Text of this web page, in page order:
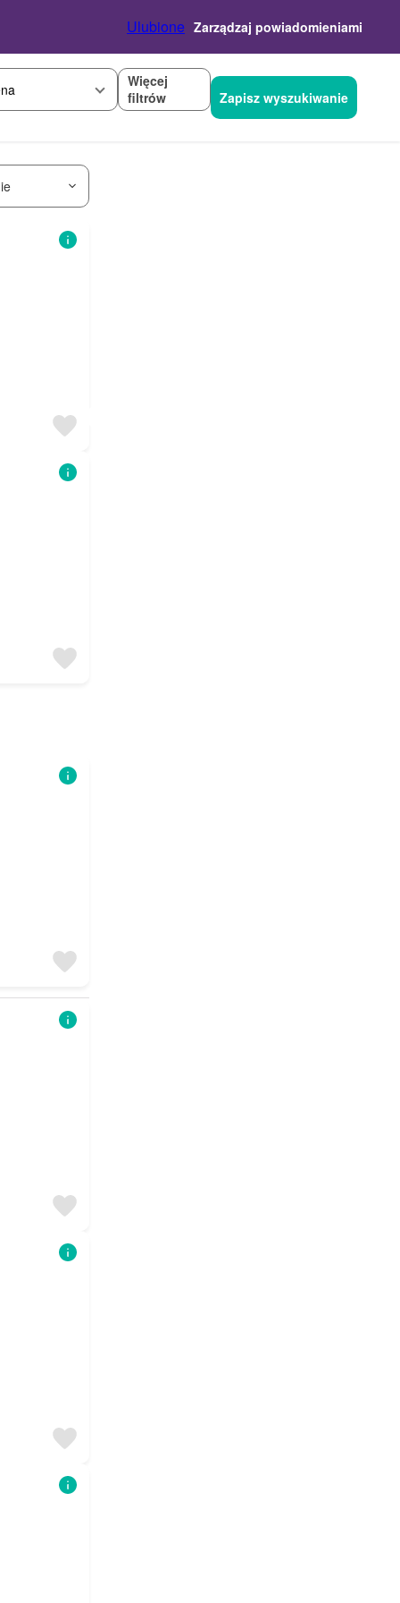
Ulubione Zarządzaj powiadomieniami
Więcej
filtrów
Zapisz wyszukiwanie